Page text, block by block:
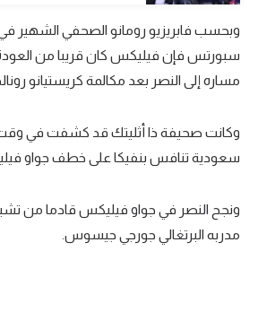
أقسام خاصة
Gamers
ميركاتو
تحقيق في الجول
تقرير في الجول
حكايات في الجول
وبحسب فابريزيو رومانو الصحفي الشهير
سبورتس فإن فيليكس كان قريبا من العودة
مساره إلى النصر بعد مكالمة كريستيانو
وكانت صحيفة ذا أثليتك قد كشفت في
سعودية تنافس بنفيكا على خطف جواو
ونجح النصر في جواو فيليكس قادما من
مدربه البرتغالي جورجي جيسوس.